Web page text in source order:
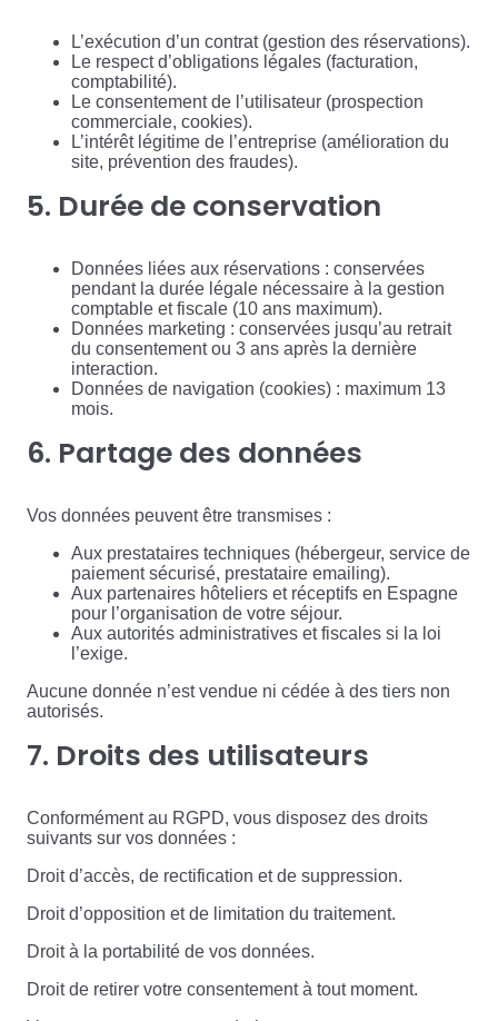
L’exécution d’un contrat (gestion des réservations).
Le respect d’obligations légales (facturation,
comptabilité).
Le consentement de l’utilisateur (prospection
commerciale, cookies).
L’intérêt légitime de l’entreprise (amélioration du
site, prévention des fraudes).
5. Durée de conservation
Données liées aux réservations : conservées
pendant la durée légale nécessaire à la gestion
comptable et fiscale (10 ans maximum).
Données marketing : conservées jusqu’au retrait
du consentement ou 3 ans après la dernière
interaction.
Données de navigation (cookies) : maximum 13
mois.
6. Partage des données
Vos données peuvent être transmises :
Aux prestataires techniques (hébergeur, service de
paiement sécurisé, prestataire emailing).
Aux partenaires hôteliers et réceptifs en Espagne
pour l’organisation de votre séjour.
Aux autorités administratives et fiscales si la loi
l’exige.
Aucune donnée n’est vendue ni cédée à des tiers non
autorisés.
7. Droits des utilisateurs
Conformément au RGPD, vous disposez des droits
suivants sur vos données :
Droit d’accès, de rectification et de suppression.
Droit d’opposition et de limitation du traitement.
Droit à la portabilité de vos données.
Droit de retirer votre consentement à tout moment.